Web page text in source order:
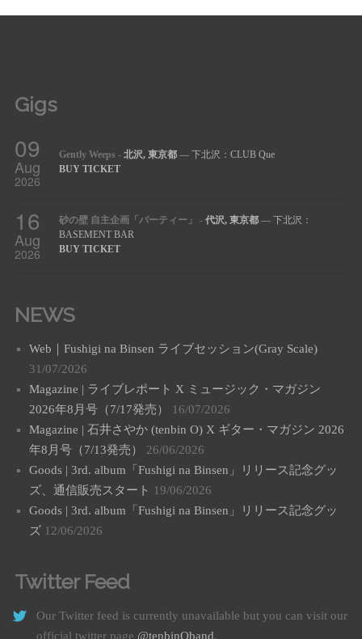
Gigs
09
Aug
2026
Gently Weeps - 北沢, 東京都— 下北沢：CLUB Que
BUY TICKET
16
Aug
2026
砂の壁 自主企画「パーティー」 - 代沢, 東京都— 下北沢：
BASEMENT BAR
BUY TICKET
NEWS
Web｜Fushigi na Binsen ライブセッション(Gray Scale)
31/07/2026
Magazine | ライブレポート X ミュージック・マガジン
2026年8月号（7/17発売）
16/07/2026
Magazine | 石井さやか (tenbin O) X ギター・マガジン 2026
年8月号（7/13発売）
26/06/2026
Goods | 3rd. album「Fushigi na Binsen」リリース記念グッ
ズ、通信販売スタート
19/06/2026
Goods | 3rd. album「Fushigi na Binsen」リリース記念グッ
ズ 12/06/2026
Twitter Feed
Our Twitter feed is currently unavailable but you can visit our
official twitter page @tenbinOband.